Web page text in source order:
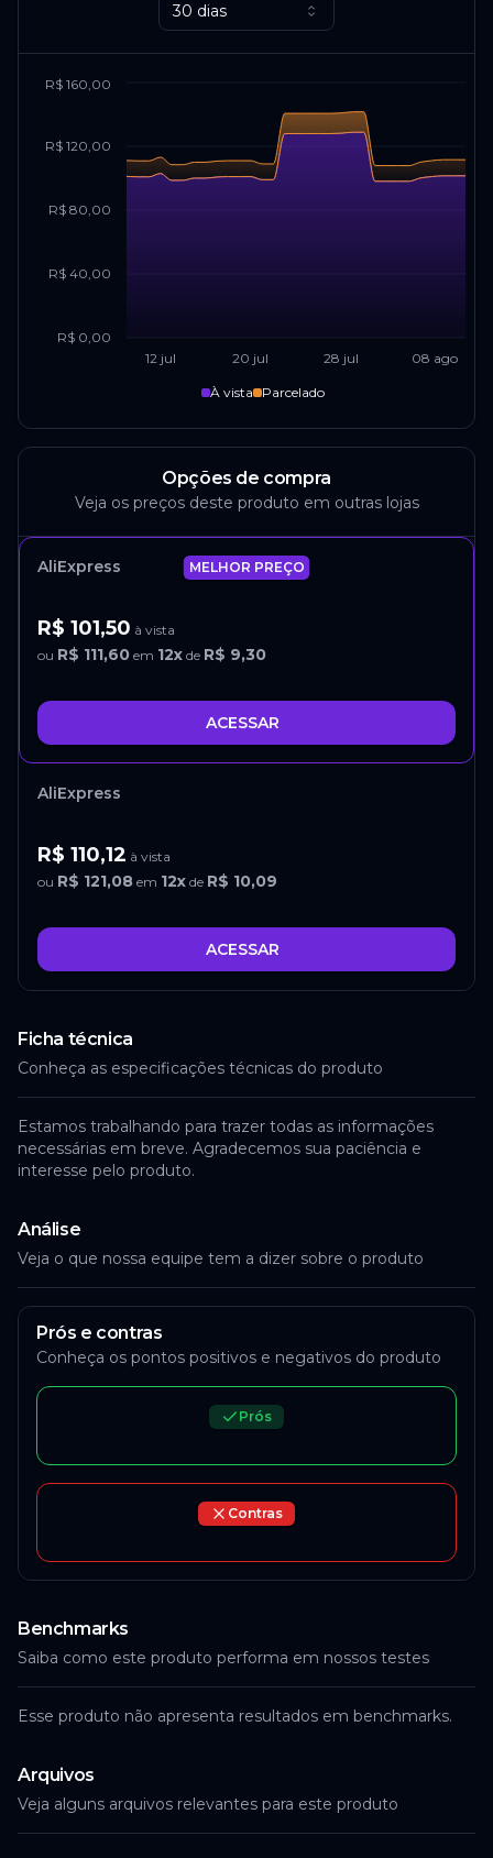
30 dias
12 jul 20 jul 28 jul 08 ago
R$ 0,00
R$ 40,00
R$ 80,00
R$ 120,00
R$ 160,00
À vista Parcelado
Opções de compra
Veja os preços deste produto em outras lojas
AliExpress MELHOR PREÇO
R$ 101,50 à vista
ou R$ 111,60 em 12x de R$ 9,30
ACESSAR
AliExpress
R$ 110,12 à vista
ou R$ 121,08 em 12x de R$ 10,09
ACESSAR
Ficha técnica
Conheça as especificações técnicas do produto
Estamos trabalhando para trazer todas as informações
necessárias em breve. Agradecemos sua paciência e
interesse pelo produto.
Análise
Veja o que nossa equipe tem a dizer sobre o produto
Prós e contras
Conheça os pontos positivos e negativos do produto
Prós
Contras
Benchmarks
Saiba como este produto performa em nossos testes
Esse produto não apresenta resultados em benchmarks.
Arquivos
Veja alguns arquivos relevantes para este produto